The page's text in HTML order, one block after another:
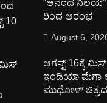
“ಆನಂದ ನಿಲಯ”
ರಿಂದ ಆರಂಭ
August 6,
ಆಗಸ್ಟ್ 16ಕ್ಕೆ
ಇಂಡಿಯಾ ಮೆಗಾ
ಮುಧೋಳ್